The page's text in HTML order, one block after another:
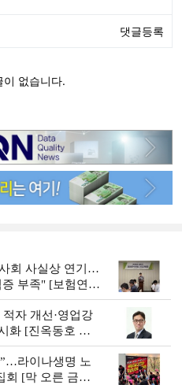
회 사실상 연기…
부족" [보험연수
자 개선·영업강
화 [진옥동호 신
라이나생명 노
회 [막 오른 금융